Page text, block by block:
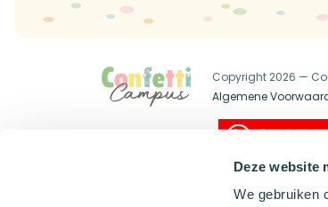
Deze website
We gebruiken
Copyright 2026 —
Algemene